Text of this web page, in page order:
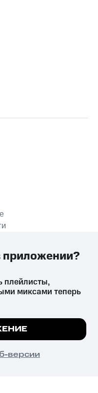
причиняет вред здоровью,
установленную
сайте все
плейлисты,
миксами теперь
версии